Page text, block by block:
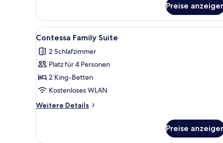
Suite
Preise
Alle
Fotos
für
Contessa
Family
Suite
anzeigen
Ein Schlafzimmer mit einem
6
Contessa Family Suite
2 Schlafzimmer
Platz für 4 Personen
2 King-Betten
Kostenloses WLAN
Weitere Details
Weitere
Family
Preise